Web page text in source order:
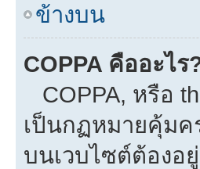
ข้างบน
COPPA คืออะไร
COPPA, หรือ
เป็นกฏหมายคุ้มค
บนเวบไซต์ต้องอ